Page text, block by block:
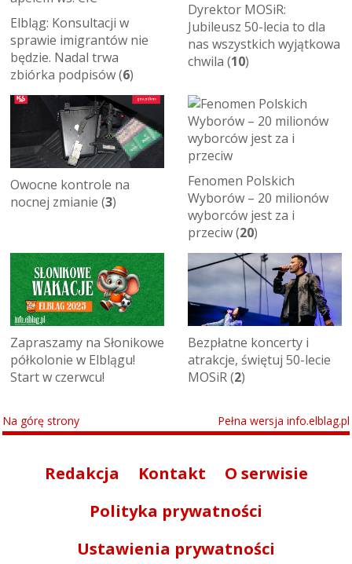
Elbląg: Konsultacji w
sprawie imigrantów nie
będzie. Nadal trwa
zbiórka podpisów (6)
Dyrektor MOSiR:
Jubileusz 50-lecia to dla
nas wszystkich wyjątkowa
chwila (10)
Owocne kontrole na
nocnej zmianie (3)
Fenomen Polskich
Wyborów – 20 milionów
wyborców jest za i
przeciw (20)
Zapraszamy na Słonikowe
półkolonie w Elblągu!
Start w czerwcu!
Bezpłatne koncerty i
atrakcje, świętuj 50-lecie
MOSiR (2)
Na górę strony Pełna wersja info.elblag.pl
Redakcja Kontakt
O serwisie
Polityka prywatności
Ustawienia prywatności